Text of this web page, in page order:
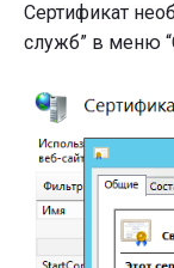
Сертификат
служб” в меню